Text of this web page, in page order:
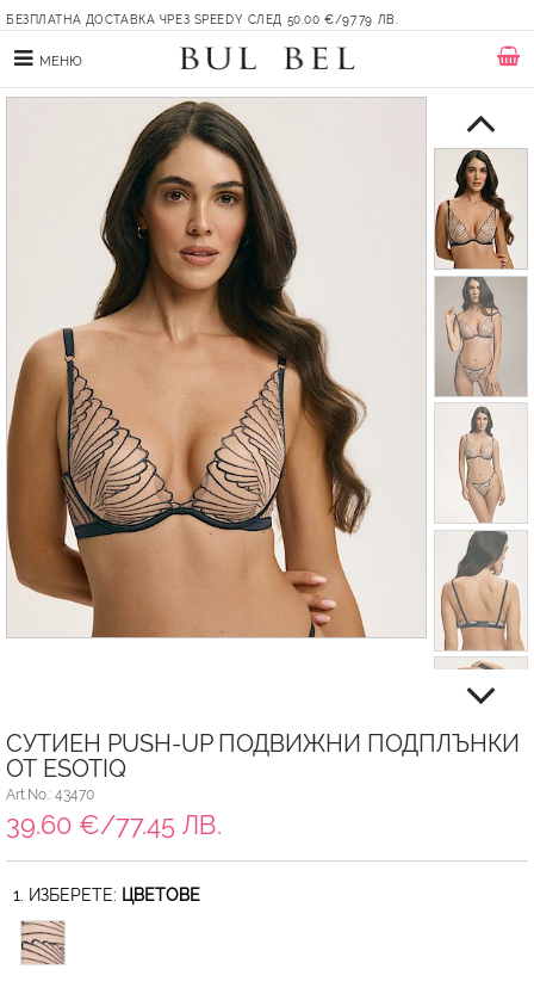
БЕЗПЛАТНА ДОСТАВКА ЧРЕЗ SPEEDY СЛЕД 50.00 €/97.79 ЛВ.
МЕНЮ
СУТИЕН PUSH-UP ПОДВИЖНИ ПОДПЛЪНКИ
ОТ ESOTIQ
Art.No.: 43470
39.60 €/77.45 ЛВ.
1. ИЗБЕРЕТЕ: ЦВЕТОВЕ